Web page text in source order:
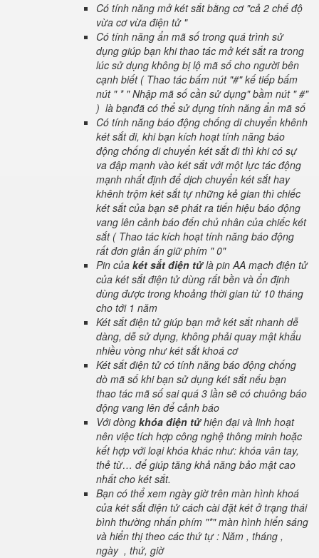
Có tính năng mở két sắt bằng cơ "cả 2 chế độ
vừa cơ vừa điện tử "
Có tính năng ẩn mã số trong quá trình sử
dụng giúp bạn khi thao tác mở két sắt ra trong
lúc sử dụng không bị lộ mã số cho người bên
cạnh biết ( Thao tác bấm nút "#" kế tiếp bấm
nút " * " Nhập mã số cần sử dụng" bầm nút " #"
) là bạnđã có thể sử dụng tính năng ẩn mã số
Có tính năng báo động chống di chuyển khênh
két sắt đi, khi bạn kích hoạt tính năng báo
động chống di chuyển két sắt đi thì khi có sự
va đập mạnh vào két sắt với một lực tác động
mạnh nhất định để dịch chuyển két sắt hay
khênh trộm két sắt tự những kẻ gian thì chiếc
két sắt của bạn sẽ phát ra tiến hiệu báo động
vang lên cảnh báo đến chủ nhân của chiếc két
sắt ( Thao tác kích hoạt tính năng báo động
rất đơn giản ấn giữ phím " 0"
Pin của két sắt điện tửlà pin AA mạch điện tử
của két sắt điện tử dùng rất bền và ổn định
dùng được trong khoảng thời gian từ 10 tháng
cho tới 1 năm
Két sắt điện tử giúp bạn mở két sắt nhanh dễ
dàng, dễ sử dụng, không phải quay mật khẩu
nhiều vòng như két sắt khoá cơ
Két sắt điện tử có tính năng báo động chống
dò mã số khi bạn sử dụng két sắt nếu bạn
thao tác mã số sai quá 3 lần sẽ có chuông báo
động vang lên để cảnh báo
Với dòng khóa điện tửhiện đại và linh hoạt
nên việc tích hợp công nghệ thông minh hoặc
kết hợp với loại khóa khác như: khóa vân tay,
thẻ từ… để giúp tăng khả năng bảo mật cao
nhất cho két sắt.
Bạn có thể xem ngày giờ trên màn hình khoá
của két sắt điện tử cách cài đặt két ở trạng thái
bình thường nhấn phím "*" màn hình hiển sáng
và hiển thị theo các thứ tự : Năm , tháng ,
ngày , thứ, giờ